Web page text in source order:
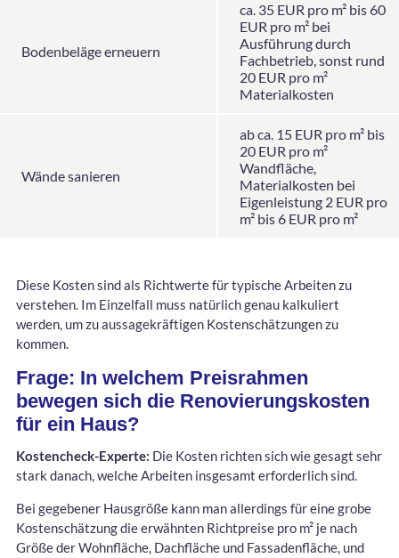
Bodenbeläge erneuern
ca. 35 EUR pro m² bis 60
EUR pro m² bei
Ausführung durch
Fachbetrieb, sonst rund
20 EUR pro m²
Materialkosten
Wände sanieren
ab ca. 15 EUR pro m² bis
20 EUR pro m²
Wandfläche,
Materialkosten bei
Eigenleistung 2 EUR pro
m² bis 6 EUR pro m²
Diese Kosten sind als Richtwerte für typische Arbeiten zu
verstehen. Im Einzelfall muss natürlich genau kalkuliert
werden, um zu aussagekräftigen Kostenschätzungen zu
kommen.
Frage: In welchem Preisrahmen
bewegen sich die Renovierungskosten
für ein Haus?
Kostencheck-Experte: Die Kosten richten sich wie gesagt sehr
stark danach, welche Arbeiten insgesamt erforderlich sind.
Bei gegebener Hausgröße kann man allerdings für eine grobe
Kostenschätzung die erwähnten Richtpreise pro m² je nach
Größe der Wohnfläche, Dachfläche und Fassadenfläche, und